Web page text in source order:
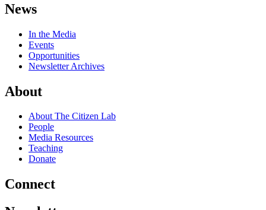
News
In the Media
Events
Opportunities
Newsletter Archives
About
About The Citizen Lab
People
Media Resources
Teaching
Donate
Connect